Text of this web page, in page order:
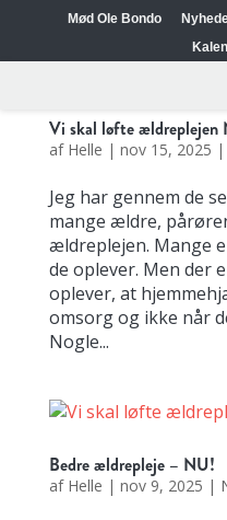
Mød Ole Bondo
Vi skal løfte ældreplejen
af Helle | nov 15, 2025 |
Jeg har gennem de
mange ældre,
ældreplejen. Mange
de oplever. Men der
oplever, at
omsorg og ikke når
Nogle...
Bedre ældrepleje – NU!
af Helle | nov 9, 2025 |